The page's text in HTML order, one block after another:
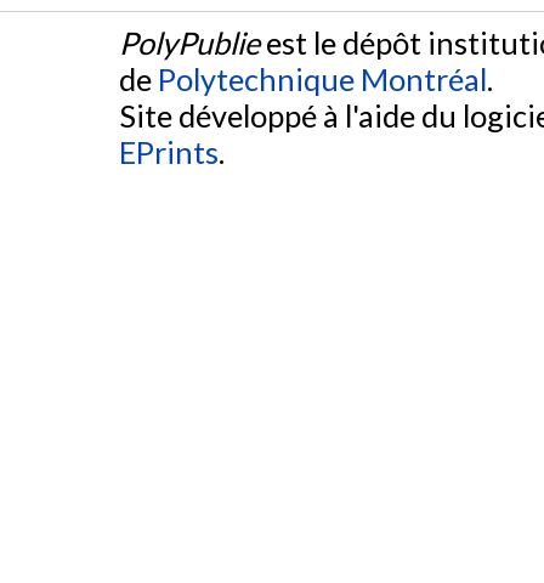
PolyPublieest le dépôt
de Polytechnique Montréal.
Site développé à l'aide du
EPrints.